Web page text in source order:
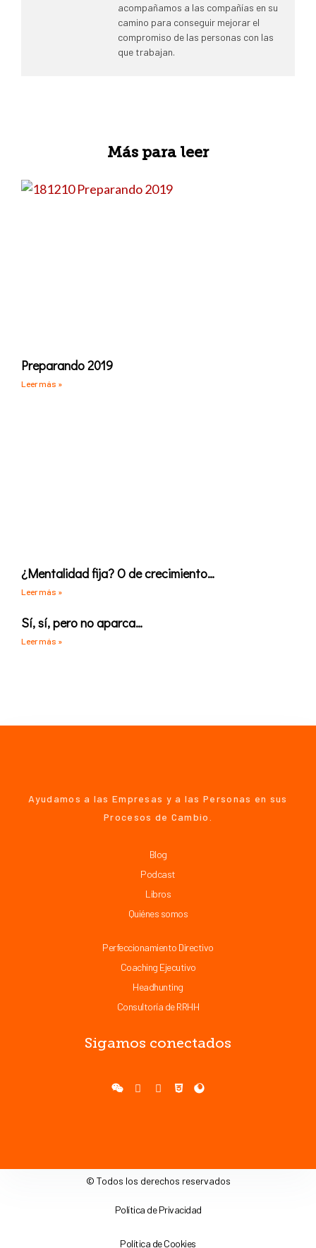
acompañamos a las compañías en su
camino para conseguir mejorar el
compromiso de las personas con las
que trabajan.
Más para leer
Preparando 2019
Leer más »
¿Mentalidad fija? O de crecimiento…
Leer más »
Sí, sí, pero no aparca…
Leer más »
Ayudamos a las Empresas y a las Personas en sus
Procesos de Cambio.
Blog
Podcast
Libros
Quiénes somos
Perfeccionamiento Directivo
Coaching Ejecutivo
Headhunting
Consultoría de RRHH
Sigamos conectados
© Todos los derechos reservados
Política de Privacidad
Política de Cookies